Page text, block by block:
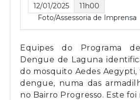
12/01/2025
11h00
Foto/Assessoria de Imprensa
Equipes do Programa
Dengue de Laguna
do mosquito Aedes Aegypti,
dengue, numa das
no Bairro Progresso. Este foi